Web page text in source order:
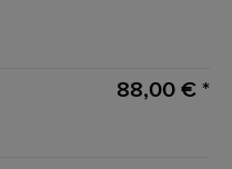
88,00 € *